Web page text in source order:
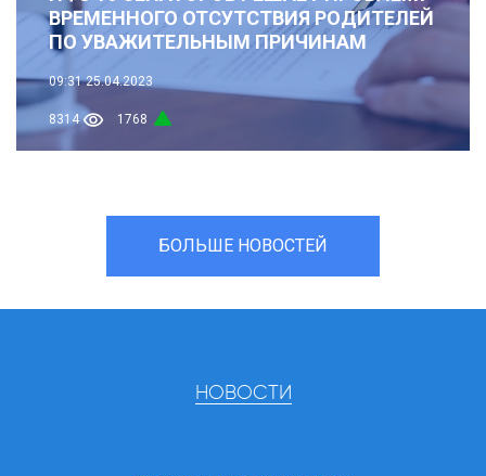
ВРЕМЕННОГО ОТСУТСТВИЯ РОДИТЕЛЕЙ
ПО УВАЖИТЕЛЬНЫМ ПРИЧИНАМ
09:31 25.04.2023
8314 1768
БОЛЬШЕ НОВОСТЕЙ
НОВОСТИ